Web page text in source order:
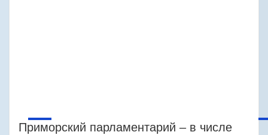
Приморский парламентарий – в числе